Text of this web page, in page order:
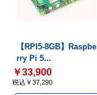
【RPI5-8GB】Raspbe
rry Pi 5...
￥33,900
税込￥37,290